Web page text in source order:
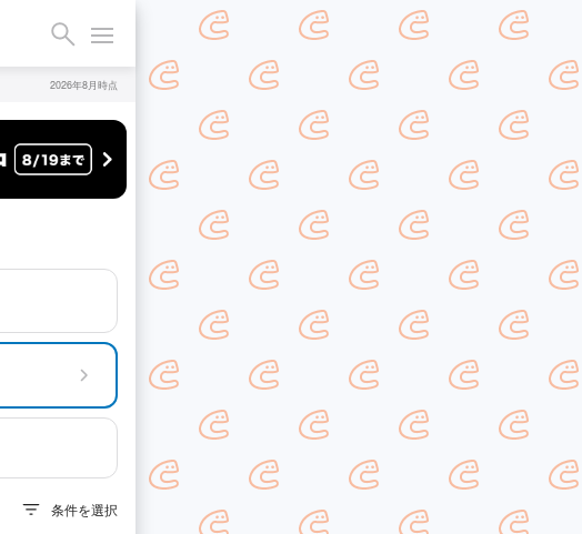
2026年8月時点
条件を選択